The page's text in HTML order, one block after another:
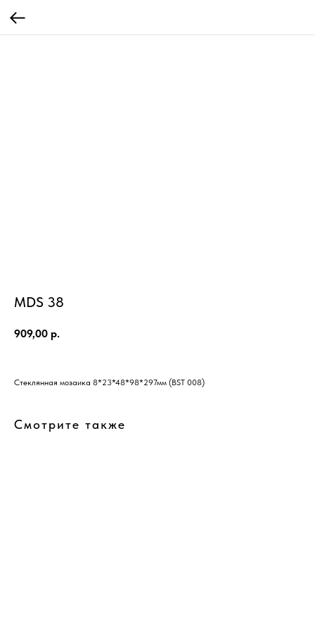
MDS 38
909,00 р.
Стеклянная мозаика 8*23*48*98*297мм (BST 008)
Смотрите также